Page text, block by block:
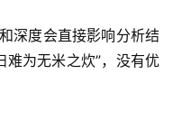
深度会直接影响分析结
难为无米之炊”，没有优